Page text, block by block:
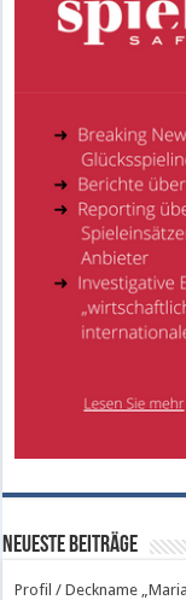
Neueste Beiträge
Profil / Deckname